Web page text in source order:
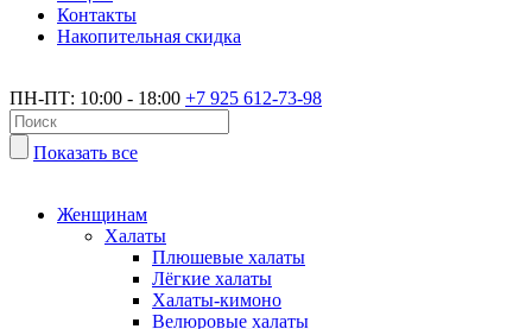
Контакты
Накопительная скидка
ПН-ПТ: 10:00 - 18:00 +7 925 612-73-98
Показать все
Женщинам
Халаты
Плюшевые халаты
Лёгкие халаты
Халаты-кимоно
Велюровые халаты